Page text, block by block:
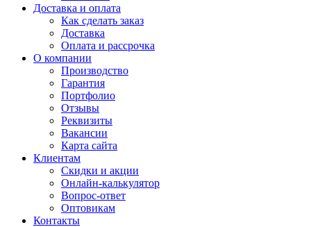
Доставка и оплата
Как сделать заказ
Доставка
Оплата и рассрочка
О компании
Производство
Гарантия
Портфолио
Отзывы
Реквизиты
Вакансии
Карта сайта
Клиентам
Скидки и акции
Онлайн-калькулятор
Вопрос-ответ
Оптовикам
Контакты